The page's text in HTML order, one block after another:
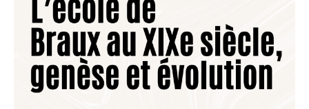
Mathieu Sieye, président de l'association Traces Editions,
proposera une conférence sur l'histoire de l'école de
Braux tout au long du XIXe siècle.